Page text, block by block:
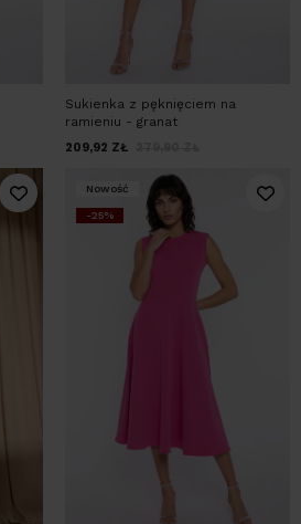
Sukienka z pęknięciem na
ramieniu - granat
209,92 ZŁ
Nowość
-25%